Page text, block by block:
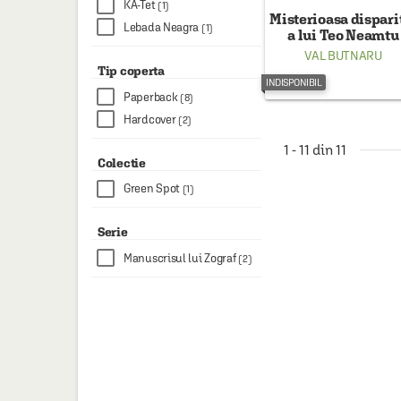
KA-Tet (1)
Lebada Neagra (1)
Tip coperta
Paperback (8)
Hardcover (2)
Colectie
Green Spot (1)
Serie
Manuscrisul lui Zograf (2)
Misterioasa
a lui Teo Neamtu
VAL BUTNARU
INDISPONIBIL
1 - 11 din 11